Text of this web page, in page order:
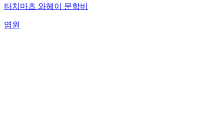
타치마츠 와헤이 문학비
염원